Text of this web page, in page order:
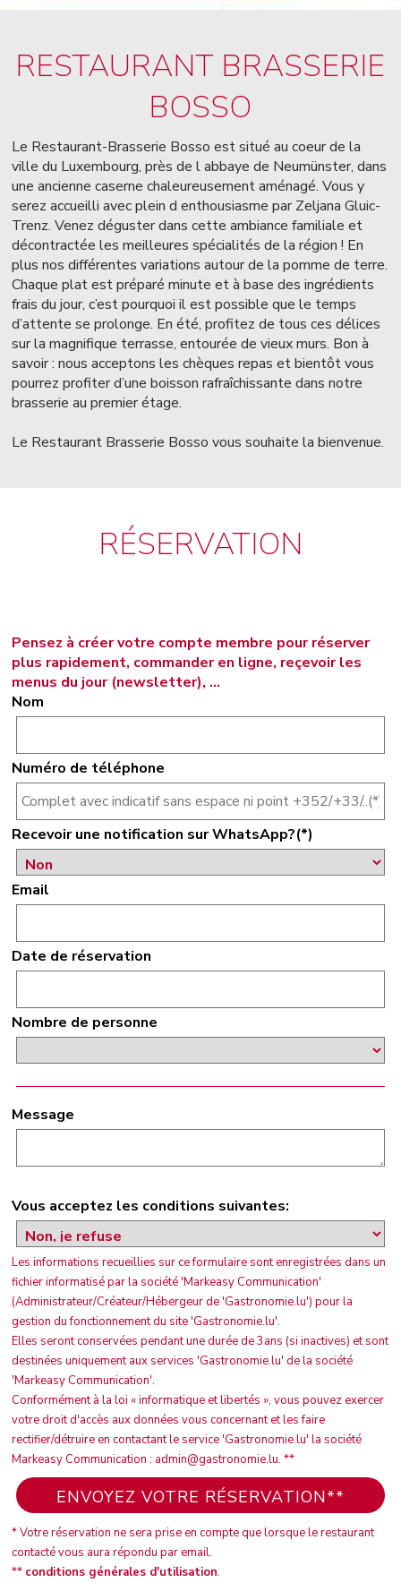
RESTAURANT BRASSERIE
BOSSO
Le Restaurant-Brasserie Bosso est situé au coeur de la
ville du Luxembourg, près de l abbaye de Neumünster, dans
une ancienne caserne chaleureusement aménagé. Vous y
serez accueilli avec plein d enthousiasme par Zeljana Gluic-
Trenz. Venez déguster dans cette ambiance familiale et
décontractée les meilleures spécialités de la région ! En
plus nos différentes variations autour de la pomme de terre.
Chaque plat est préparé minute et à base des ingrédients
frais du jour, c’est pourquoi il est possible que le temps
d’attente se prolonge. En été, profitez de tous ces délices
sur la magnifique terrasse, entourée de vieux murs. Bon à
savoir : nous acceptons les chèques repas et bientôt vous
pourrez profiter d’une boisson rafraîchissante dans notre
brasserie au premier étage.
Le Restaurant Brasserie Bosso vous souhaite la bienvenue.
RÉSERVATION
Pensez à créer votre compte membre pour réserver
plus rapidement, commander en ligne, reçevoir les
menus du jour (newsletter), ...
Nom
Numéro de téléphone
Recevoir une notification sur WhatsApp?(*)
Email
Date de réservation
Nombre de personne
Message
Vous acceptez les conditions suivantes:
Les informations recueillies sur ce formulaire sont enregistrées dans un
fichier informatisé par la société 'Markeasy Communication'
(Administrateur/Créateur/Hébergeur de 'Gastronomie.lu') pour la
gestion du fonctionnement du site 'Gastronomie.lu'.
Elles seront conservées pendant une durée de 3ans (si inactives) et sont
destinées uniquement aux services 'Gastronomie.lu' de la société
'Markeasy Communication'.
Conformément à la loi « informatique et libertés », vous pouvez exercer
votre droit d'accès aux données vous concernant et les faire
rectifier/détruire en contactant le service 'Gastronomie.lu' la société
Markeasy Communication : admin@gastronomie.lu. **
* Votre réservation ne sera prise en compte que lorsque le restaurant
contacté vous aura répondu par email.
** conditions générales d'utilisation.